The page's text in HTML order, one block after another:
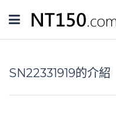
Toggle
navigation
SN22331919的介紹